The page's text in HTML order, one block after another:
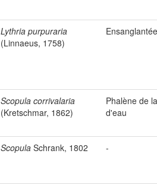
Lythria purpuraria
(Linnaeus, 1758)
Ensanglantée
Scopula corrivalaria
(Kretschmar, 1862)
Phalène de
d'eau
Scopula Schrank, 1802 -